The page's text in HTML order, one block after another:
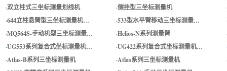
·双立柱式三坐标测量划线机 ·侧挂型三坐标测量机
·644立柱悬臂型三坐标测量机… ·533型水平臂移动三坐标测量…
·MQ564S-手动机型三坐标测量… ·Helios-N系列测量臂
·UG553系列复合式坐标测量机… ·UG422系列复合式坐标测量机…
·Atlas-B系列三坐标测量机 ·Atlas系列三坐标测量机